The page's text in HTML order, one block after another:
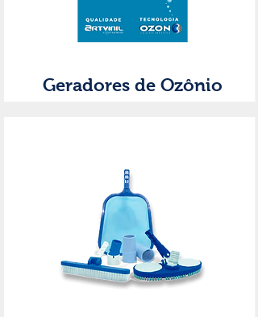
Geradores de Ozônio